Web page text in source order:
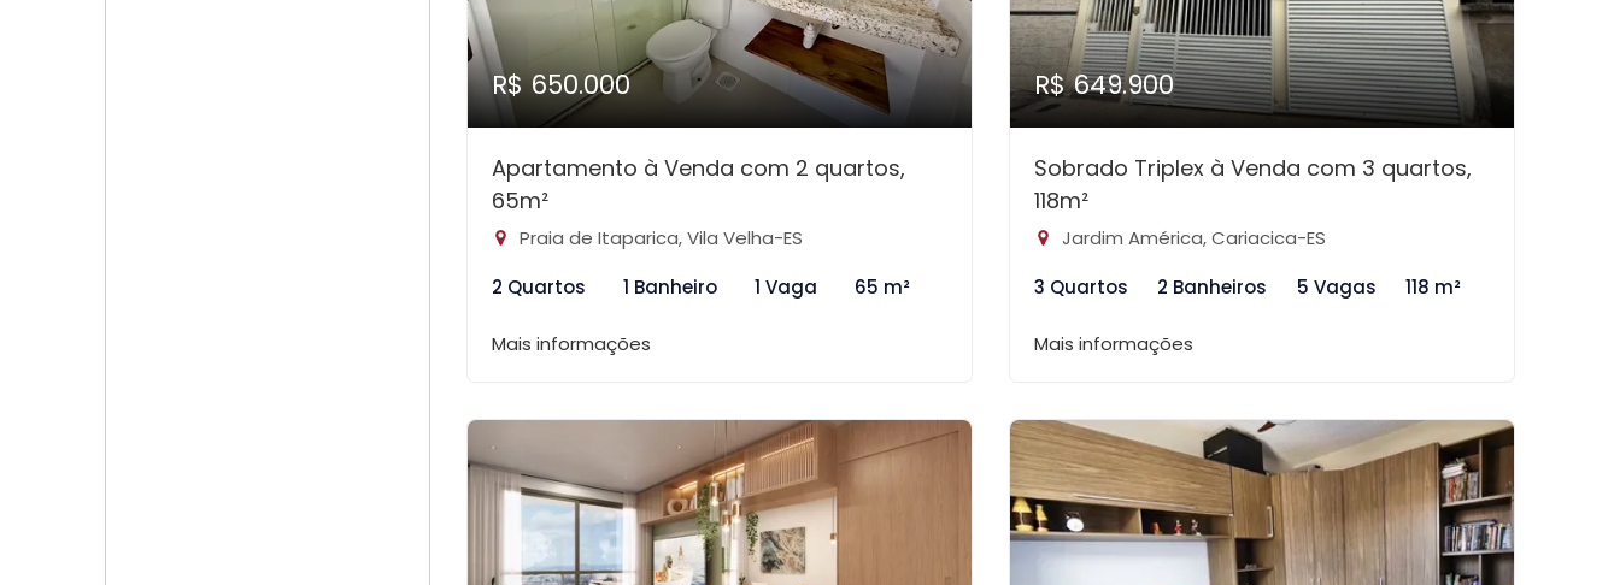
R$ 650.000
Apartamento à Venda com 2 quartos,
65m²
Praia de Itaparica, Vila Velha-ES
2 Quartos
1 Banheiro 1 Vaga 65 m²
Mais informações
R$ 649.900
Sobrado Triplex à Venda com 3 quartos,
118m²
Jardim América, Cariacica-ES
3 Quartos
2 Banheiros 5 Vagas 118 m²
Mais informações